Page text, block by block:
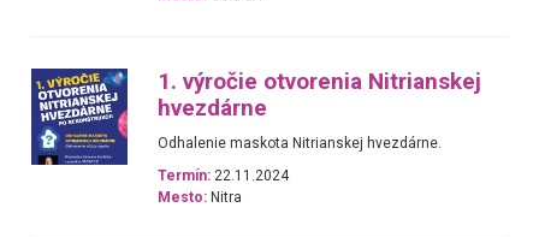
1. výročie otvorenia Nitrianskej
hvezdárne
Odhalenie maskota Nitrianskej hvezdárne.
Termín: 22.11.2024
Mesto: Nitra